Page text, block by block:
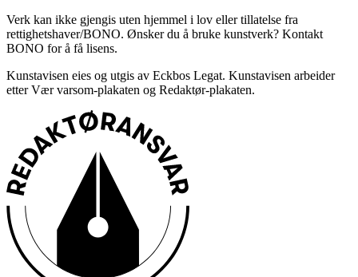
Verk kan ikke gjengis uten hjemmel i lov eller tillatelse fra
rettighetshaver/BONO. Ønsker du å bruke kunstverk? Kontakt
BONO for å få lisens.
Kunstavisen eies og utgis av Eckbos Legat. Kunstavisen arbeider
etter Vær varsom-plakaten og Redaktør-plakaten.